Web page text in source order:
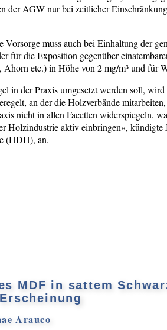
der AGW nur bei zeitlicher
Vorsorge muss auch bei Einhaltung der
für die Exposition gegenüber
etc.) in Höhe von 2 mg/m³ und für
in der Praxis umgesetzt werden soll,
an der die Holzverbände
nicht in allen Facetten widerspiegeln,
Holzindustrie aktiv einbringen«, kündigte
(HDH), an.
MDF in sattem
Arauco